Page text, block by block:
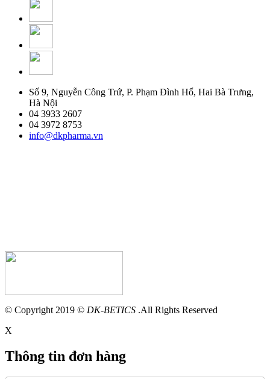
Số 9, Nguyễn Công Trứ, P. Phạm Đình Hổ, Hai Bà Trưng,
Hà Nội
04 3933 2607
04 3972 8753
info@dkpharma.vn
© Copyright 2019 © DK-BETICS .All Rights Reserved
X
Thông tin đơn hàng